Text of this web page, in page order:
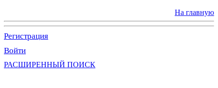
На главную
Регистрация
Войти
РАСШИРЕННЫЙ ПОИСК